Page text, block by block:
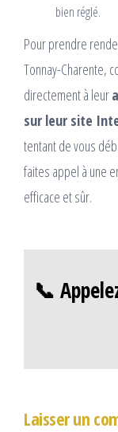
bien réglé.
Pour prendre
Tonnay-Charente,
directement à leur
sur leur site
tentant de vous
faites appel à une
efficace et sûr.
📞
Laisser un